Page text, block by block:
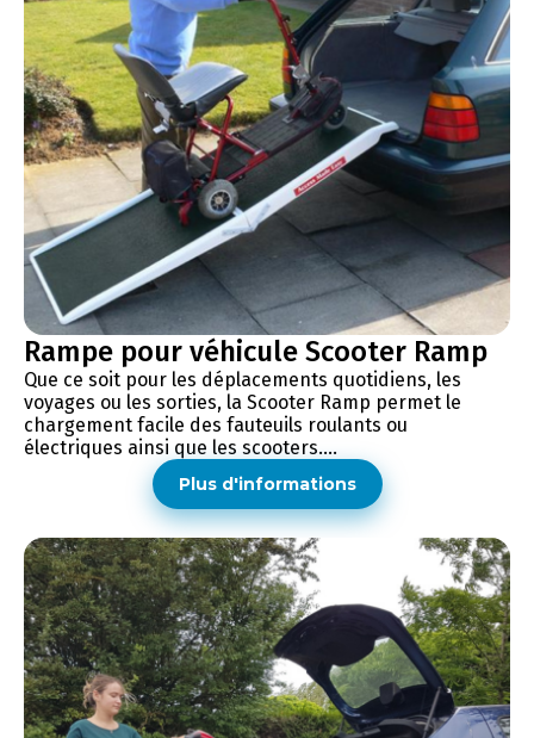
Rampe pour véhicule Scooter Ramp
Que ce soit pour les déplacements quotidiens, les
voyages ou les sorties, la Scooter Ramp permet le
chargement facile des fauteuils roulants ou
électriques ainsi que les scooters....
Plus d'informations